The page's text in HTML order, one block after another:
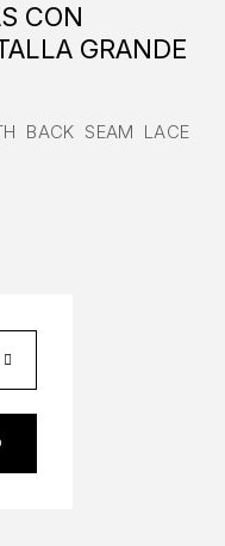
CON
GRANDE
BACK SEAM LACE